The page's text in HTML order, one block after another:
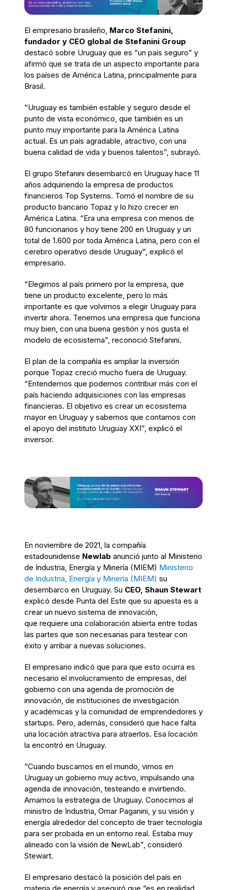
El empresario brasileño, Marco Stefanini,
fundador y CEO global de Stefanini Group
destacó sobre Uruguay que es “un país seguro” y
afirmó que se trata de un aspecto importante para
los países de América Latina, principalmente para
Brasil.
“Uruguay es también estable y seguro desde el
punto de vista económico, que también es un
punto muy importante para la América Latina
actual. Es un país agradable, atractivo, con una
buena calidad de vida y buenos talentos”, subrayó.
El grupo Stefanini desembarcó en Uruguay hace 11
años adquiriendo la empresa de productos
financieros Top Systems. Tomó el nombre de su
producto bancario Topaz y lo hizo crecer en
América Latina. “Era una empresa con menos de
80 funcionarios y hoy tiene 200 en Uruguay y un
total de 1.600 por toda América Latina, pero con el
cerebro operativo desde Uruguay”, explicó el
empresario.
“Elegimos al país primero por la empresa, que
tiene un producto excelente, pero lo más
importante es que volvimos a elegir Uruguay para
invertir ahora. Tenemos una empresa que funciona
muy bien, con una buena gestión y nos gusta el
modelo de ecosistema”, reconoció Stefanini.
El plan de la compañía es ampliar la inversión
porque Topaz creció mucho fuera de Uruguay.
“Entendemos que podemos contribuir más con el
país haciendo adquisiciones con las empresas
financieras. El objetivo es crear un ecosistema
mayor en Uruguay y sabemos que contamos con
el apoyo del instituto Uruguay XXI”, explicó el
inversor.
En noviembre de 2021, la compañía
estadounidense Newlab anunció junto al Ministerio
de Industria, Energía y Minería (MIEM) Ministerio
de Industria, Energía y Minería (MIEM) su
desembarco en Uruguay. Su CEO, Shaun Stewart
explicó desde Punta del Este que su apuesta es a
crear un nuevo sistema de innovación,
que requiere una colaboración abierta entre todas
las partes que son necesarias para testear con
éxito y arribar a nuevas soluciones.
El empresario indicó que para que esto ocurra es
necesario el involucramiento de empresas, del
gobierno con una agenda de promoción de
innovación, de instituciones de investigación
y académicas y la comunidad de emprendedores y
startups. Pero, además, consideró que hace falta
una locación atractiva para atraerlos. Esa locación
la encontró en Uruguay.
“Cuando buscamos en el mundo, vimos en
Uruguay un gobierno muy activo, impulsando una
agenda de innovación, testeando e invirtiendo.
Amamos la estrategia de Uruguay. Conocimos al
ministro de Industria, Omar Paganini, y su visión y
energía alrededor del concepto de traer tecnología
para ser probada en un entorno real. Estaba muy
alineado con la visión de NewLab”, consideró
Stewart.
El empresario destacó la posición del país en